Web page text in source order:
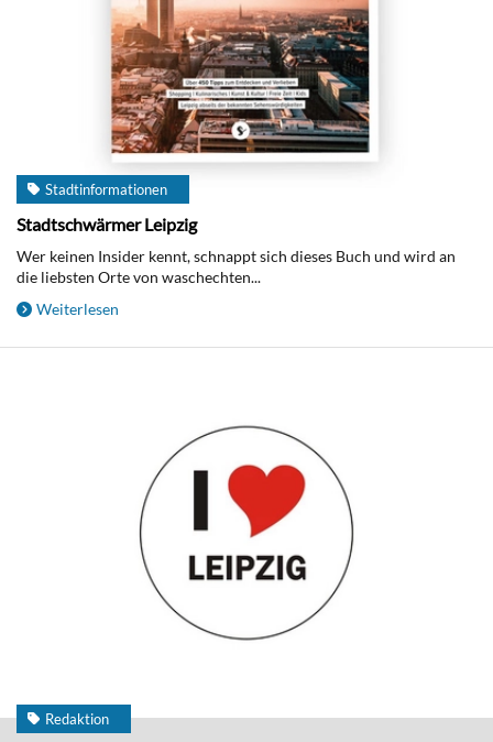
Stadtinformationen
Stadtschwärmer Leipzig
Wer keinen Insider kennt, schnappt sich dieses Buch und wird an
die liebsten Orte von waschechten...
Weiterlesen
Redaktion